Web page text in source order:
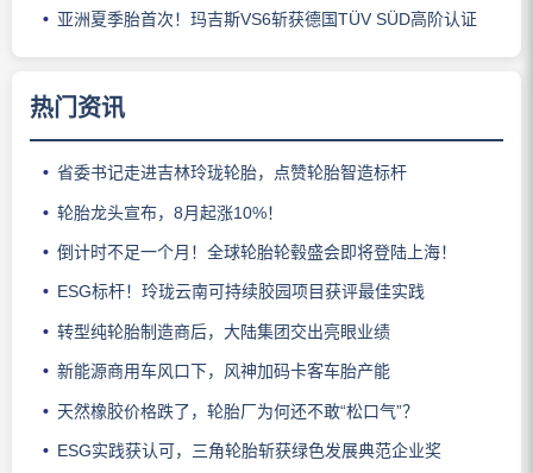
亚洲夏季胎首次！玛吉斯VS6斩获德国TÜV SÜD高阶认证
热门资讯
省委书记走进吉林玲珑轮胎，点赞轮胎智造标杆
轮胎龙头宣布，8月起涨10%！
倒计时不足一个月！全球轮胎轮毂盛会即将登陆上海！
ESG标杆！玲珑云南可持续胶园项目获评最佳实践
转型纯轮胎制造商后，大陆集团交出亮眼业绩
新能源商用车风口下，风神加码卡客车胎产能
天然橡胶价格跌了，轮胎厂为何还不敢“松口气”？
ESG实践获认可，三角轮胎斩获绿色发展典范企业奖